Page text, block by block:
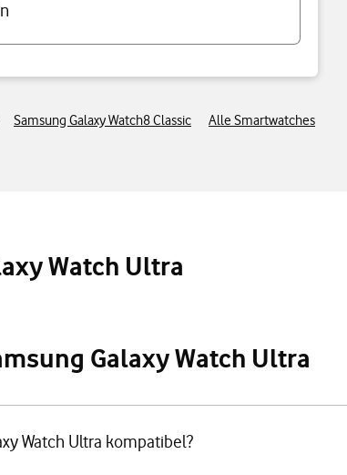
Samsung Galaxy Watch8 Classic Alle Smartwatches
Watch Ultra
Galaxy Watch Ultra
Watch Ultra kompatibel?